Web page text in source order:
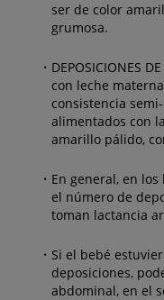
ser de color
grumosa.
DEPOSICIONES
con leche
consistencia
alimentados con
amarillo pálido,
En general, en
el número de
toman lactancia
Si el bebé
deposiciones,
abdominal, en el